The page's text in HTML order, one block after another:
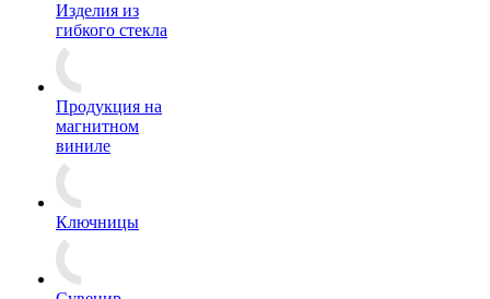
Изделия из
гибкого стекла
Продукция на
магнитном
виниле
Ключницы